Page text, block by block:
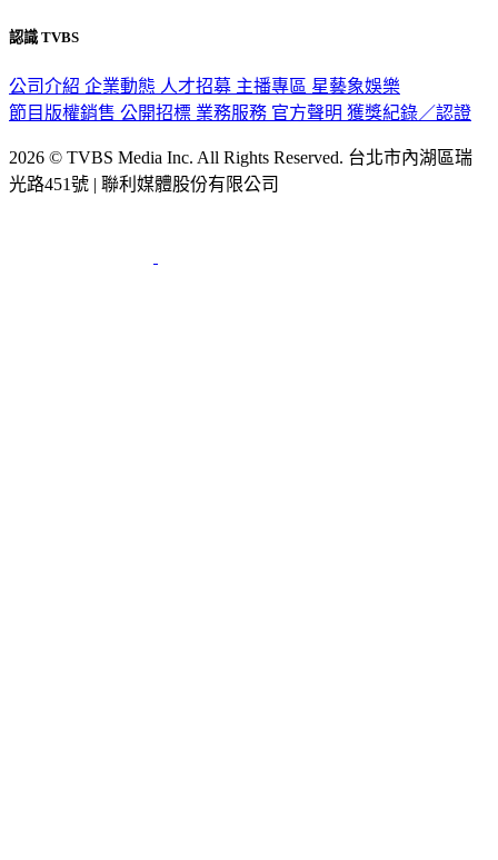
認識 TVBS
公司介紹 企業動態 人才招募 主播專區 星藝象娛樂
節目版權銷售 公開招標 業務服務 官方聲明 獲獎紀錄／認證
2026 © TVBS Media Inc. All Rights Reserved. 台北市內湖區瑞
光路451號 | 聯利媒體股份有限公司